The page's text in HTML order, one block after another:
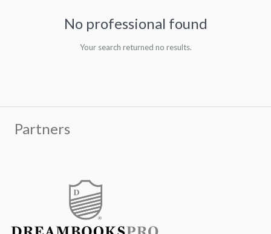
No professional found
Your search returned no results.